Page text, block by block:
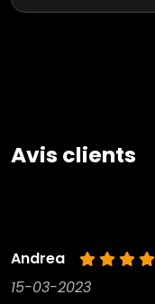
Avis clients
Andrea
15-03-2023